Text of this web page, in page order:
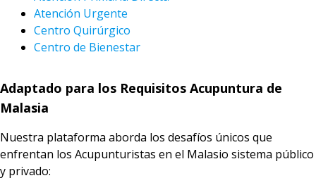
Atención Urgente
Centro Quirúrgico
Centro de Bienestar
Adaptado para los Requisitos Acupuntura de
Malasia
Nuestra plataforma aborda los desafíos únicos que
enfrentan los Acupunturistas en el Malasio sistema público
y privado: